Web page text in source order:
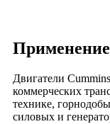
Двигатели
коммерческих
технике,
силовых и